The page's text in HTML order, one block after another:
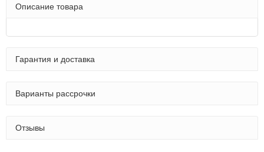
Описание товара
Гарантия и доставка
Варианты рассрочки
Отзывы